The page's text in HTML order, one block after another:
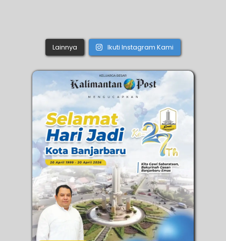
Lainnya Ikuti Instagram Kami